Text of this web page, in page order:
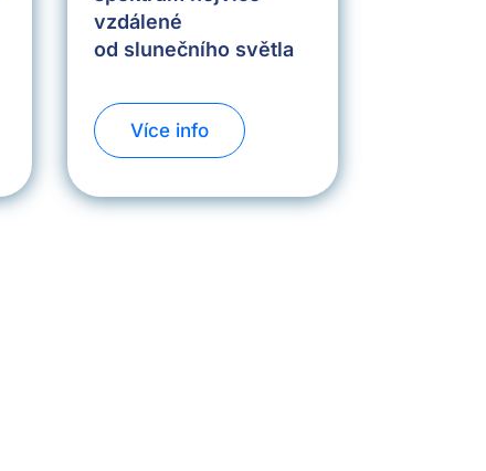
vzdálené
od slunečního světla
Více info